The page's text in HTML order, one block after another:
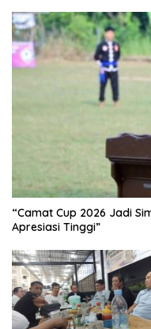
“Camat Cup 2026 Jadi
Apresiasi Tinggi”